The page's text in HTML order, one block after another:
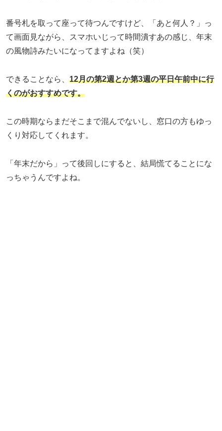
番号札を取って座って待つんですけど、「あと何人？」っ
て画面見ながら、スマホいじって時間潰すあの感じ、年末
の風物詩みたいになってますよね（笑）
できることなら、 12月の第2週とか第3週の平日午前中に行
くのがおすすめです。
この時期ならまだそこまで混んでないし、窓口の方もゆっ
くり対応してくれます。
「年末だから」って後回しにすると、結局慌てることにな
っちゃうんですよね。